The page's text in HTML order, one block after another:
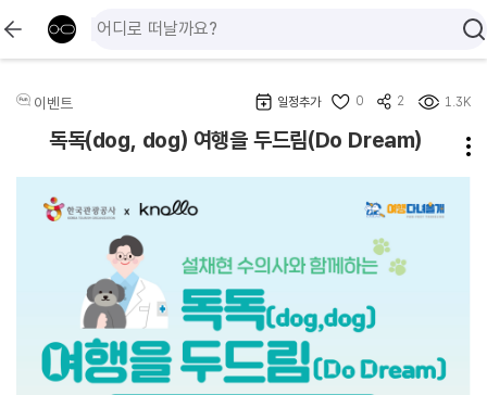
일정추가 0 2 1.3K
이벤트
독독(dog, dog) 여행을 두드림(Do Dream)